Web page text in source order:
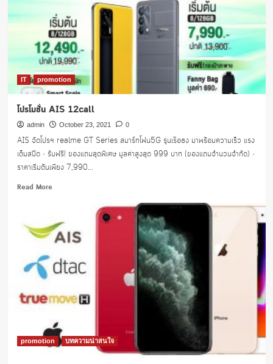
ดี
จาก
AIS
IT promotion
โปรโมชั่น AIS 12call
admin October 23, 2021 0
AIS จัดโปรฯ realme GT Series สมาร์ทโฟน5G รุ่นเรือธง มาพร้อมความเร็ว แรง
เต็มสปีด • รับฟรี! ของแถมสุดพิเศษ มูลค่าสูงสุด 999 บาท (ของแถมจำนวนจำกัด) •
ราคาเริ่มต้นเพียง 7,990...
Read MoreRead
โปร
โม
ชั่น
12call
promotion บทความน่าสนใจ